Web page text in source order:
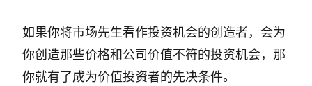
如果你将市场先生看作投资机会的创造者，会为
你创造那些价格和公司价值不符的投资机会，那
你就有了成为价值投资者的先决条件。